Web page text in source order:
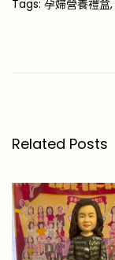
Tags: 孕婦營養禮盒,
入
禮
物
推
介
Related Posts